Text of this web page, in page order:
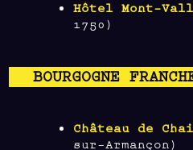
Hôtel Mont-
1750)
BOURGOGNE
Château de
sur-Armançon)